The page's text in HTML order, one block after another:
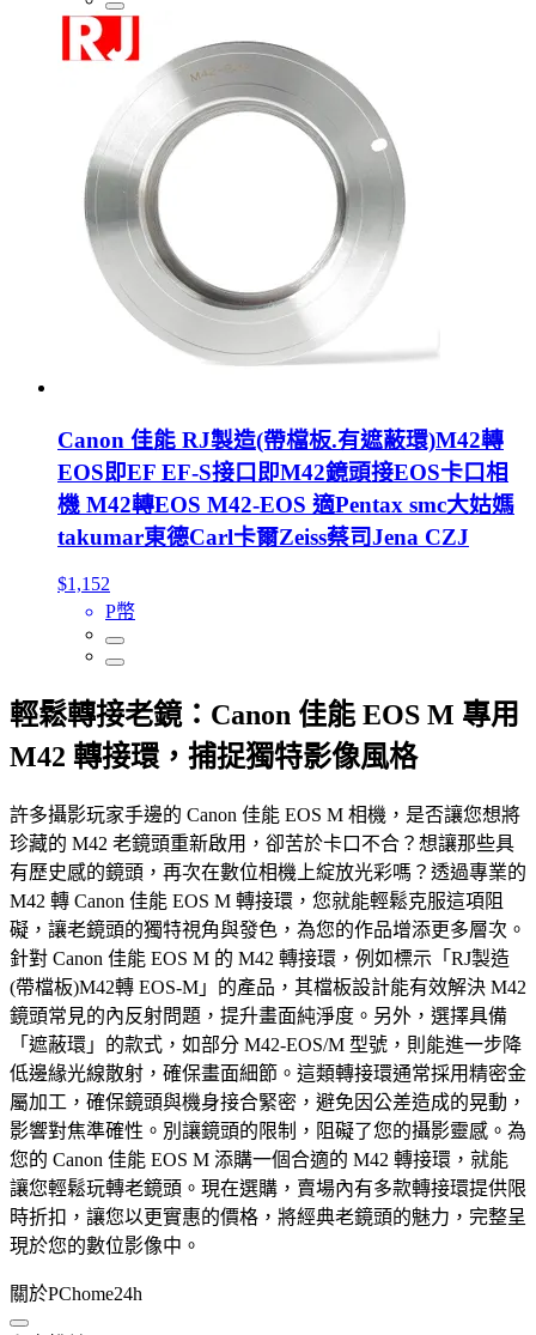
Canon 佳能 RJ製造(帶檔板.有遮蔽環)M42轉
EOS即EF EF-S接口即M42鏡頭接EOS卡口相
機 M42轉EOS M42-EOS 適Pentax smc大姑媽
takumar東德Carl卡爾Zeiss蔡司Jena CZJ
$1,152
P幣
輕鬆轉接老鏡：Canon 佳能 EOS M 專用
M42 轉接環，捕捉獨特影像風格
許多攝影玩家手邊的 Canon 佳能 EOS M 相機，是否讓您想將
珍藏的 M42 老鏡頭重新啟用，卻苦於卡口不合？想讓那些具
有歷史感的鏡頭，再次在數位相機上綻放光彩嗎？透過專業的
M42 轉 Canon 佳能 EOS M 轉接環，您就能輕鬆克服這項阻
礙，讓老鏡頭的獨特視角與發色，為您的作品增添更多層次。
針對 Canon 佳能 EOS M 的 M42 轉接環，例如標示「RJ製造
(帶檔板)M42轉 EOS-M」的產品，其檔板設計能有效解決 M42
鏡頭常見的內反射問題，提升畫面純淨度。另外，選擇具備
「遮蔽環」的款式，如部分 M42-EOS/M 型號，則能進一步降
低邊緣光線散射，確保畫面細節。這類轉接環通常採用精密金
屬加工，確保鏡頭與機身接合緊密，避免因公差造成的晃動，
影響對焦準確性。別讓鏡頭的限制，阻礙了您的攝影靈感。為
您的 Canon 佳能 EOS M 添購一個合適的 M42 轉接環，就能
讓您輕鬆玩轉老鏡頭。現在選購，賣場內有多款轉接環提供限
時折扣，讓您以更實惠的價格，將經典老鏡頭的魅力，完整呈
現於您的數位影像中。
關於PChome24h